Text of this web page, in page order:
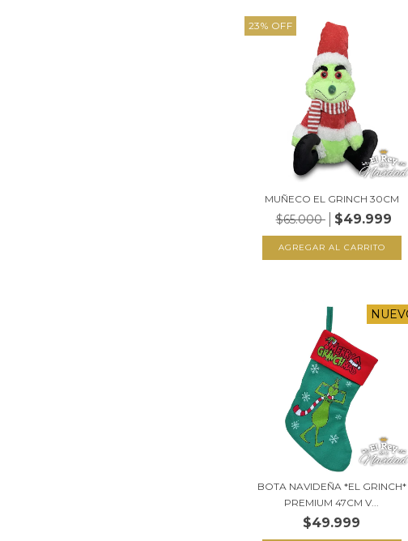
23% OFF
MUÑECO EL GRINCH 30CM
$65.000 $49.999
BOTA NAVIDEÑA *EL GRINCH*
PREMIUM 47CM V...
$49.999